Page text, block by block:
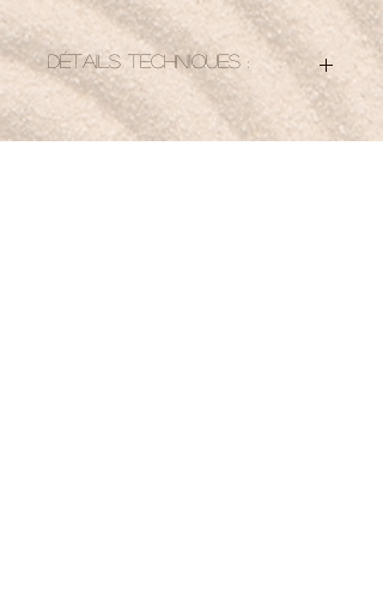
Détails techniques :
Bracelet élastiqué
10 mm